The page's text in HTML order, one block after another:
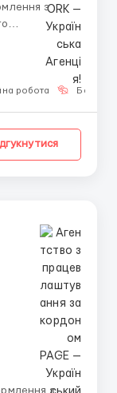
з
889 248
робота Без
з